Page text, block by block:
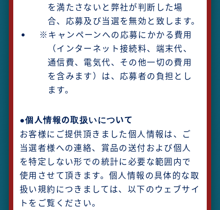
を満たさないと弊社が判断した場
合、応募及び当選を無効と致します。
※キャンペーンへの応募にかかる費用
（インターネット接続料、端末代、
通信費、電気代、その他一切の費用
を含みます）は、応募者の負担とし
ます。
●個人情報の取扱いについて
お客様にご提供頂きました個人情報は、ご
当選者様への連絡、賞品の送付および個人
を特定しない形での統計に必要な範囲内で
使用させて頂きます。個人情報の具体的な取
扱い規約につきましては、以下のウェブサイ
トをご覧ください。